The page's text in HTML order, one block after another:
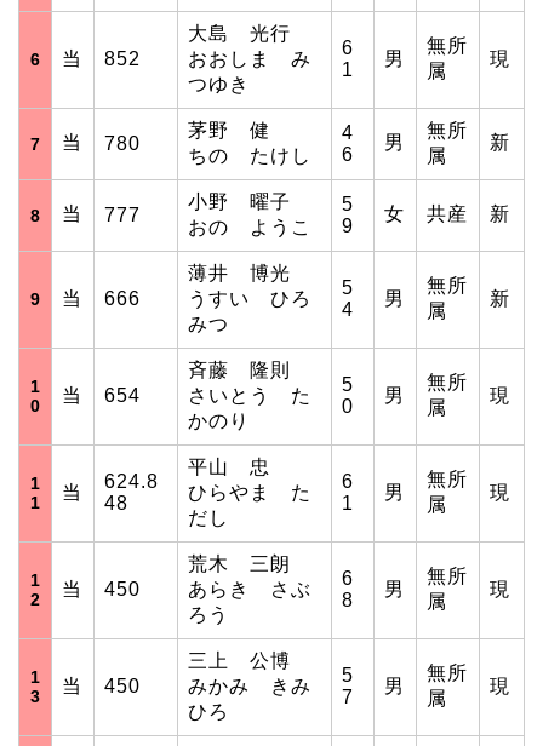
6 当 852
大島 光行
おおしま み
つゆき
6
1
男
無所
属
現
7 当 780
茅野 健
ちの たけし
4
6
男
無所
属
新
8 当 777
小野 曜子
おの ようこ
5
9
女 共産 新
9 当 666
薄井 博光
うすい ひろ
みつ
5
4
男
無所
属
新
1
0
当 654
斉藤 隆則
さいとう た
かのり
5
0
男
無所
属
現
1
1
当
624.8
48
平山 忠
ひらやま た
だし
6
1
男
無所
属
現
1
2
当 450
荒木 三朗
あらき さぶ
ろう
6
8
男
無所
属
現
1
3
当 450
三上 公博
みかみ きみ
ひろ
5
7
男
無所
属
現